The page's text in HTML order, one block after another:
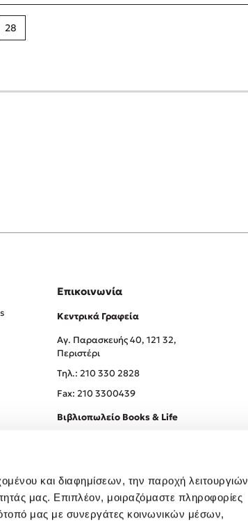
και διαφημίσεων, την παροχή λειτουργιών
μας. Επιπλέον, μοιραζόμαστε πληροφορίες
μας με συνεργάτες κοινωνικών μέσων,
28
Επικοινωνία
Κεντρικά Γραφεία
Αγ. Παρασκευής 40, 121 32,
Περιστέρι
Tηλ.: 210 330 2828
Fax: 210 3300439
Βιβλιοπωλείο Books & Life